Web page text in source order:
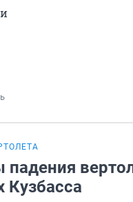
Кузбасса